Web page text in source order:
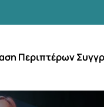
Περιπτέρων